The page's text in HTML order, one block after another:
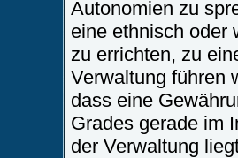
Autonomien zu
eine ethnisch oder
zu errichten, zu
Verwaltung führen
dass eine
Grades gerade im
der Verwaltung